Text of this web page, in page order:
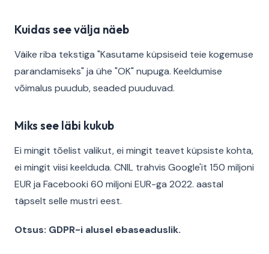
Kuidas see välja näeb
Väike riba tekstiga "Kasutame küpsiseid teie kogemuse
parandamiseks" ja ühe "OK" nupuga. Keeldumise
võimalus puudub, seaded puuduvad.
Miks see läbi kukub
Ei mingit tõelist valikut, ei mingit teavet küpsiste kohta,
ei mingit viisi keelduda. CNIL trahvis Google'it 150 miljoni
EUR ja Facebooki 60 miljoni EUR-ga 2022. aastal
täpselt selle mustri eest.
Otsus: GDPR-i alusel ebaseaduslik.